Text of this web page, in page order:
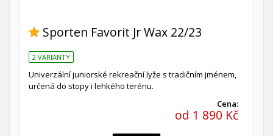
Sporten Favorit Jr Wax 22/23
2 VARIANTY
Univerzální juniorské rekreační lyže s tradičním jménem,
určená do stopy i lehkého terénu.
Cena:
od 1 890 Kč